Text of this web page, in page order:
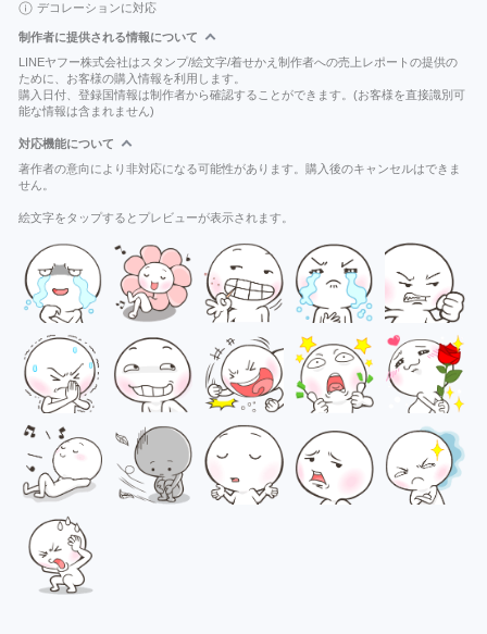
デコレーションに対応
制作者に提供される情報について
LINEヤフー株式会社はスタンプ/絵文字/着せかえ制作者への売上レポートの提供の
ために、お客様の購入情報を利用します。
購入日付、登録国情報は制作者から確認することができます。(お客様を直接識別可
能な情報は含まれません)
対応機能について
著作者の意向により非対応になる可能性があります。購入後のキャンセルはできま
せん。
絵文字をタップするとプレビューが表示されます。